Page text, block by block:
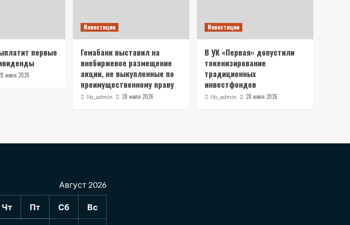
первые
июля 2026
Инвестиции
Гемабанк выставил на
внебиржевое размещение
акции, не выкупленные по
преимущественному праву
lib_admin 28 июля 2026
Инвестиции
В УК «Первая» допустили
токенизирование
традиционных
инвестфондов
lib_admin 28 июля 2026
Август 2026
Чт Пт Сб Вс